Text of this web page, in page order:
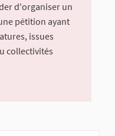
d'organiser un
pétition ayant
issues
collectivités